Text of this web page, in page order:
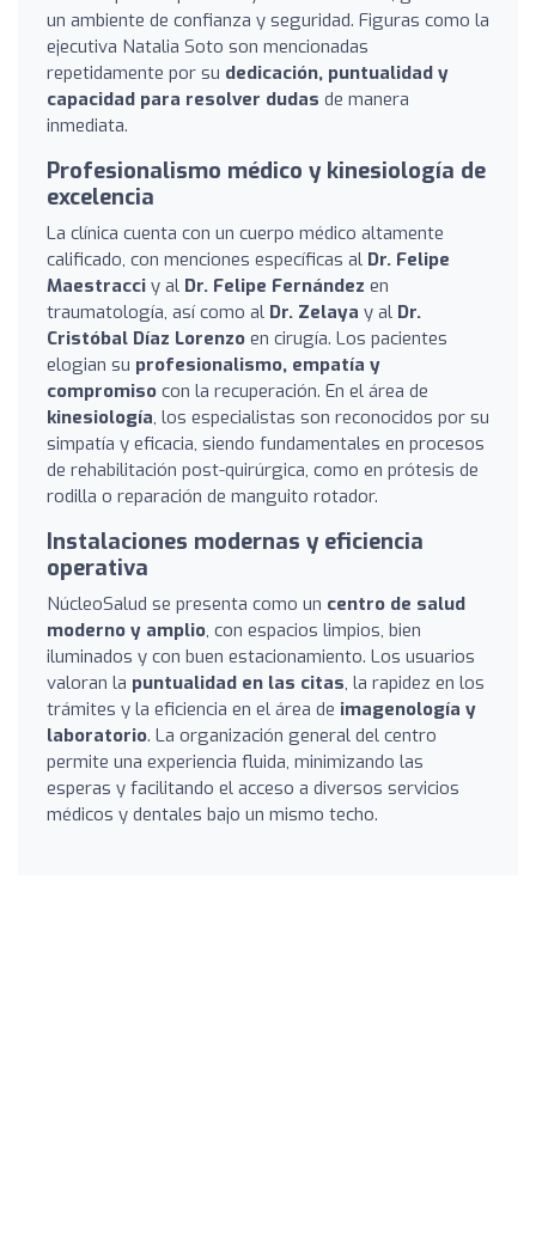
un ambiente de confianza y seguridad. Figuras como la
ejecutiva Natalia Soto son mencionadas
repetidamente por su dedicación, puntualidad y
capacidad para resolver dudas de manera
inmediata.
Profesionalismo médico y kinesiología de
excelencia
La clínica cuenta con un cuerpo médico altamente
calificado, con menciones específicas al Dr. Felipe
Maestracci y al Dr. Felipe Fernández en
traumatología, así como al Dr. Zelaya y al Dr.
Cristóbal Díaz Lorenzo en cirugía. Los pacientes
elogian su profesionalismo, empatía y
compromiso con la recuperación. En el área de
kinesiología, los especialistas son reconocidos por su
simpatía y eficacia, siendo fundamentales en procesos
de rehabilitación post-quirúrgica, como en prótesis de
rodilla o reparación de manguito rotador.
Instalaciones modernas y eficiencia
operativa
NúcleoSalud se presenta como un centro de salud
moderno y amplio, con espacios limpios, bien
iluminados y con buen estacionamiento. Los usuarios
valoran la puntualidad en las citas, la rapidez en los
trámites y la eficiencia en el área de imagenología y
laboratorio. La organización general del centro
permite una experiencia fluida, minimizando las
esperas y facilitando el acceso a diversos servicios
médicos y dentales bajo un mismo techo.